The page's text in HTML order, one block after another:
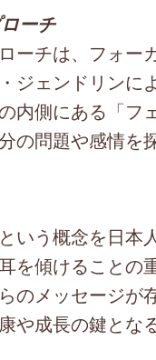
ーチ
ーチは、フォー
ジェンドリン
内側にある「フ
の問題や感情を
う概念を日本
を傾けること
のメッセージが
や成長の鍵となる